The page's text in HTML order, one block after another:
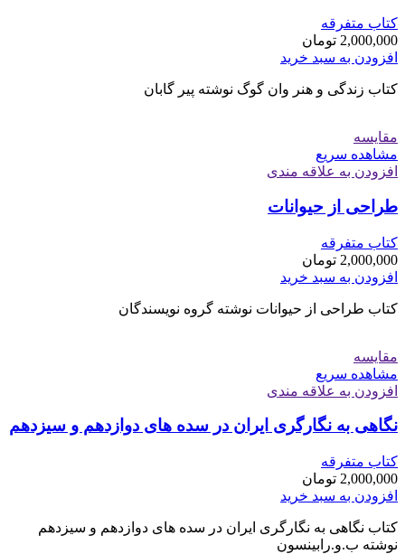
کتاب متفرقه
2,000,000 تومان
افزودن به سبد خرید
کتاب زندگی و هنر وان گوگ نوشته پیر گابان
مقایسه
مشاهده سریع
افزودن به علاقه مندی
طراحی از حیوانات
کتاب متفرقه
2,000,000 تومان
افزودن به سبد خرید
کتاب طراحی از حیوانات نوشته گروه نویسندگان
مقایسه
مشاهده سریع
افزودن به علاقه مندی
نگاهی به نگارگری ایران در سده های دوازدهم و سیزدهم
کتاب متفرقه
2,000,000 تومان
افزودن به سبد خرید
کتاب نگاهی به نگارگری ایران در سده های دوازدهم و سیزدهم
نوشته ب.و.رابینسون